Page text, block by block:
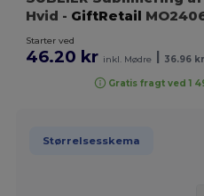
Hvid - GiftRetail
Starter ved
46.20 kr inkl. Mødre 36.96
Gratis fragt ved 1
Størrelsesskema